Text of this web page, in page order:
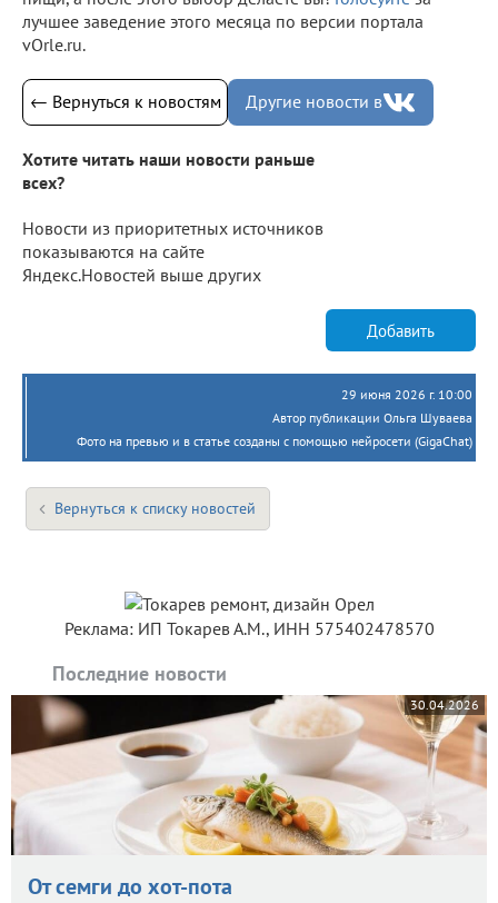
лучшее заведение этого месяца по версии портала
vOrle.ru.
← Вернуться к новостям Другие новости в
Хотите читать наши новости раньше
всех?
Новости из приоритетных источников
показываются на сайте
Яндекс.Новостей выше других
Добавить
29 июня 2026 г. 10:00
Автор публикации Ольга Шуваева
Фото на превью и в статье созданы с помощью нейросети (GigaChat)
Вернуться к списку новостей
Реклама: ИП Токарев А.М., ИНН 575402478570
Последние новости
30.04.2026
От семги до хот-пота